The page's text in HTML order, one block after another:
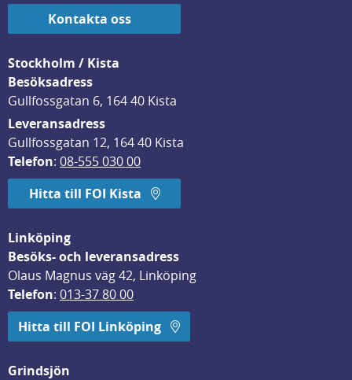
Kontakta oss
Stockholm / Kista
Besöksadress
Gullfossgatan 6, 164 40 Kista
Leveransadress
Gullfossgatan 12, 164 40 Kista
Telefon: 08-555 030 00
Hitta till FOI Kista
Linköping
Besöks- och leveransadress
Olaus Magnus väg 42, Linköping
Telefon: 013-37 80 00
Hitta till FOI Linköping
Grindsjön